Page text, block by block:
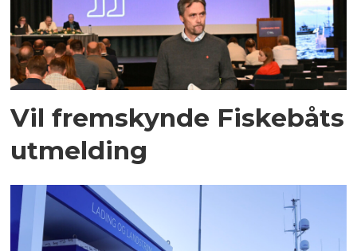
Vil fremskynde Fiskebåts
utmelding